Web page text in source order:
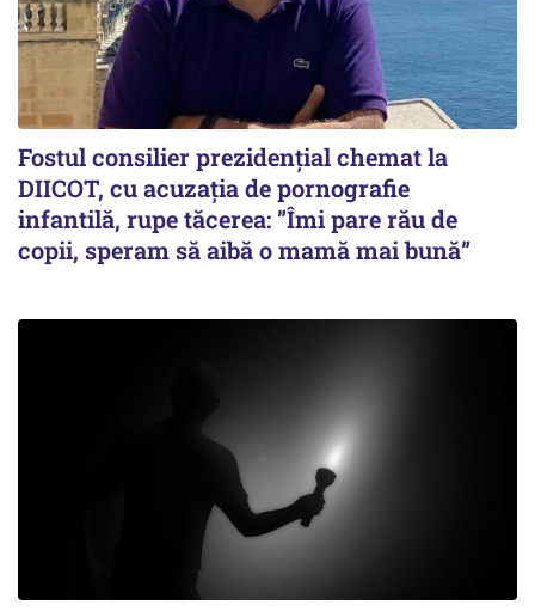
Fostul consilier prezidențial chemat la
DIICOT, cu acuzația de pornografie
infantilă, rupe tăcerea: ”Îmi pare rău de
copii, speram să aibă o mamă mai bună”